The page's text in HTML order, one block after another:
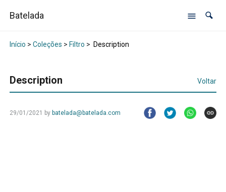
Batelada
Início > Coleções > Filtro > Description
Description Voltar
29/01/2021 by batelada@batelada.com